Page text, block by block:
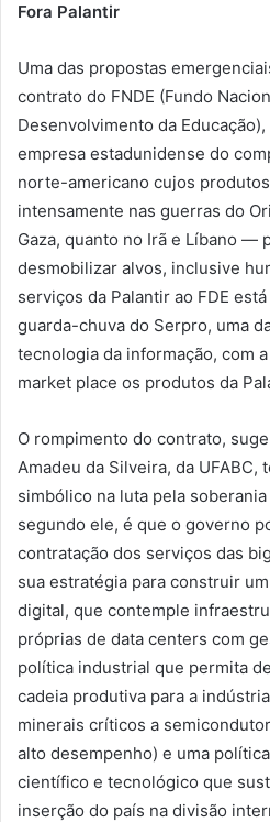
Fora Palantir
Uma das propostas
contrato do FNDE (Fundo
Desenvolvimento da
empresa estadunidense do
norte-americano cujos
intensamente nas guerras do
Gaza, quanto no Irã e Líbano —
desmobilizar alvos, inclusive
serviços da Palantir ao FDE
guarda-chuva do Serpro, uma
tecnologia da informação, com
market place os produtos da
O rompimento do contrato,
Amadeu da Silveira, da
simbólico na luta pela
segundo ele, é que o governo
contratação dos serviços das
sua estratégia para construir
digital, que contemple
próprias de data centers com
política industrial que permita
cadeia produtiva para a
minerais críticos a
alto desempenho) e uma
científico e tecnológico que
inserção do país na divisão